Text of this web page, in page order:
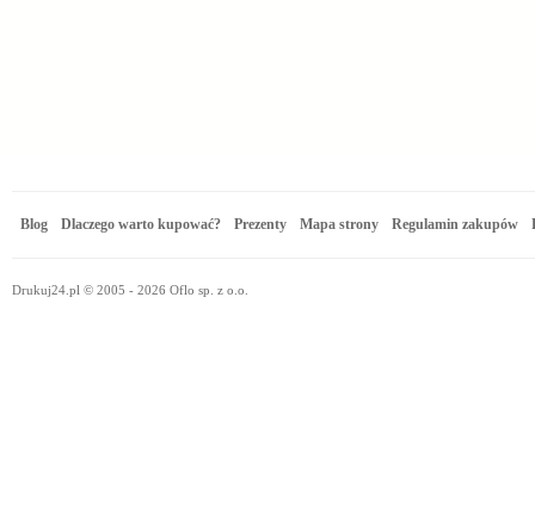
Blog Dlaczego warto kupować? Prezenty Mapa strony Regulamin zakupów
Drukuj24.pl © 2005 - 2026 Oflo sp. z o.o.